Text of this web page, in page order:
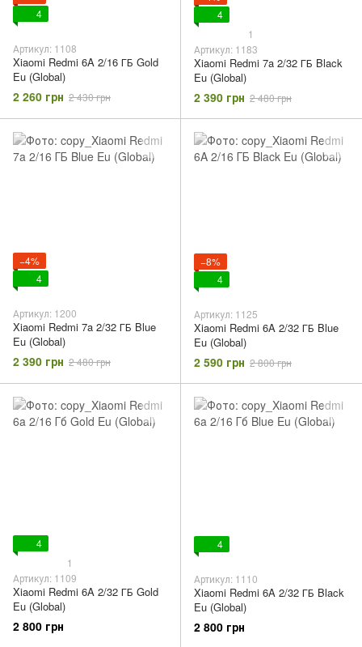
4
Артикул: 1108
Xiaomi Redmi 6A 2/16 ГБ Gold
Eu (Global)
2 260 грн 2 430 грн
4
1
Артикул: 1183
Xiaomi Redmi 7a 2/32 ГБ Black
Eu (Global)
2 390 грн 2 480 грн
−4%
4
Артикул: 1200
Xiaomi Redmi 7a 2/32 ГБ Blue
Eu (Global)
2 390 грн 2 480 грн
−8%
4
Артикул: 1125
Xiaomi Redmi 6A 2/32 ГБ Blue
Eu (Global)
2 590 грн 2 800 грн
4
1
Артикул: 1109
Xiaomi Redmi 6A 2/32 ГБ Gold
Eu (Global)
2 800 грн
4
Артикул: 1110
Xiaomi Redmi 6A 2/32 ГБ Black
Eu (Global)
2 800 грн